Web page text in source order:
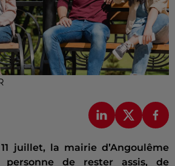
juillet, la mairie d’Angoulême
de rester assis, de